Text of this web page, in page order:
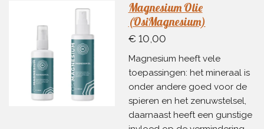
Magnesium Olie
(OsiMagnesium)
€ 10,00
Magnesium heeft vele
toepassingen: het mineraal is
onder andere goed voor de
spieren en het zenuwstelsel,
daarnaast heeft een gunstige